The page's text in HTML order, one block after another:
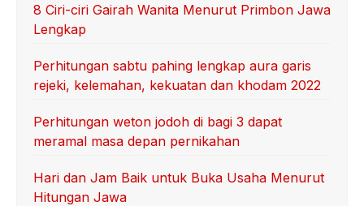
8 Ciri-ciri Gairah Wanita Menurut Primbon Jawa
Lengkap
Perhitungan sabtu pahing lengkap aura garis
rejeki, kelemahan, kekuatan dan khodam 2022
Perhitungan weton jodoh di bagi 3 dapat
meramal masa depan pernikahan
Hari dan Jam Baik untuk Buka Usaha Menurut
Hitungan Jawa